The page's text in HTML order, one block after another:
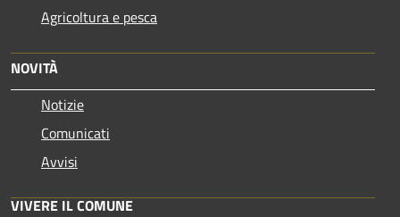
Agricoltura e pesca
NOVITÀ
Notizie
Comunicati
Avvisi
VIVERE IL COMUNE